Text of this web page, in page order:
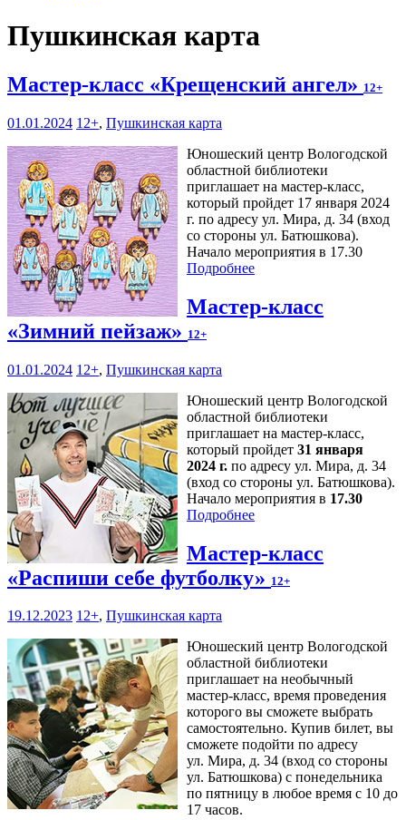
Пушкинская карта
Мастер-класс «Крещенский ангел» 12+
01.01.2024 12+, Пушкинская карта
Юношеский центр Вологодской
областной библиотеки
приглашает на мастер-класс,
который пройдет 17 января 2024
г. по адресу ул. Мира, д. 34 (вход
со стороны ул. Батюшкова).
Начало мероприятия в 17.30
Подробнее
Мастер-класс
«Зимний пейзаж» 12+
01.01.2024 12+, Пушкинская карта
Юношеский центр Вологодской
областной библиотеки
приглашает на мастер-класс,
который пройдет 31 января
2024 г. по адресу ул. Мира, д. 34
(вход со стороны ул. Батюшкова).
Начало мероприятия в 17.30
Подробнее
Мастер-класс
«Распиши себе футболку» 12+
19.12.2023 12+, Пушкинская карта
Юношеский центр Вологодской
областной библиотеки
приглашает на необычный
мастер-класс, время проведения
которого вы сможете выбрать
самостоятельно. Купив билет, вы
сможете подойти по адресу
ул. Мира, д. 34 (вход со стороны
ул. Батюшкова) с понедельника
по пятницу в любое время с 10 до
17 часов.